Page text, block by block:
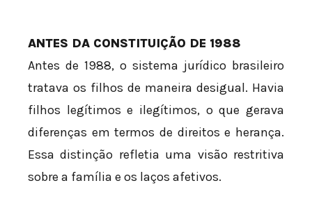
ANTES DA CONSTITUIÇÃO DE 1988
Antes de 1988, o sistema jurídico brasileiro
tratava os filhos de maneira desigual. Havia
filhos legítimos e ilegítimos, o que gerava
diferenças em termos de direitos e herança.
Essa distinção refletia uma visão restritiva
sobre a família e os laços afetivos.